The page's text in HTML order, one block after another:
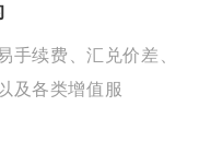
手续费、汇兑价差、
及各类增值服